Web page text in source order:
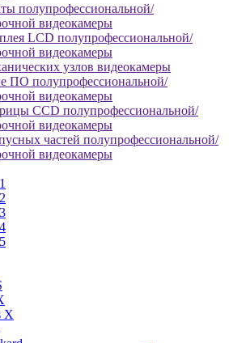
полупрофессиональной/
видеокамеры
LCD полупрофессиональной/
видеокамеры
узлов видеокамеры
ПО полупрофессиональной/
видеокамеры
CCD полупрофессиональной/
видеокамеры
частей полупрофессиональной/
видеокамеры
X